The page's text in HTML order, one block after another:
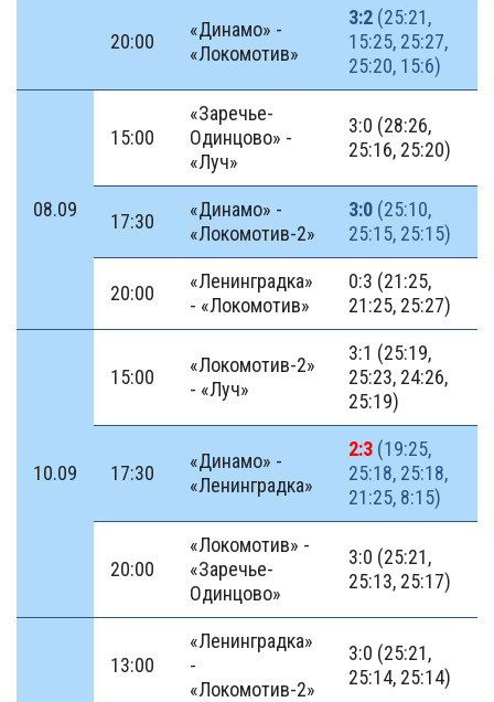
20:00
«Динамо» -
«Локомотив»
3:2 (25:21,
15:25, 25:27,
25:20, 15:6)
08.09
15:00
«Заречье-
Одинцово» -
«Луч»
3:0 (28:26,
25:16, 25:20)
17:30
«Динамо» -
«Локомотив-2»
3:0 (25:10,
25:15, 25:15)
20:00
«Ленинградка»
- «Локомотив»
0:3 (21:25,
21:25, 25:27)
10.09
15:00
«Локомотив-2»
- «Луч»
3:1 (25:19,
25:23, 24:26,
25:19)
17:30
«Динамо» -
«Ленинградка»
2:3 (19:25,
25:18, 25:18,
21:25, 8:15)
20:00
«Локомотив» -
«Заречье-
Одинцово»
3:0 (25:21,
25:13, 25:17)
13:00
«Ленинградка»
-
«Локомотив-2»
3:0 (25:21,
25:14, 25:14)